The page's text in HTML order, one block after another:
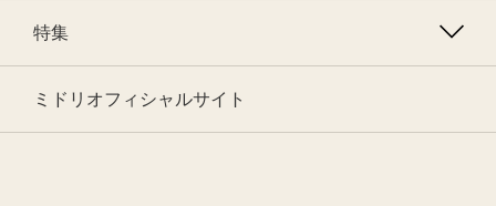
特集
ミドリオフィシャルサイト